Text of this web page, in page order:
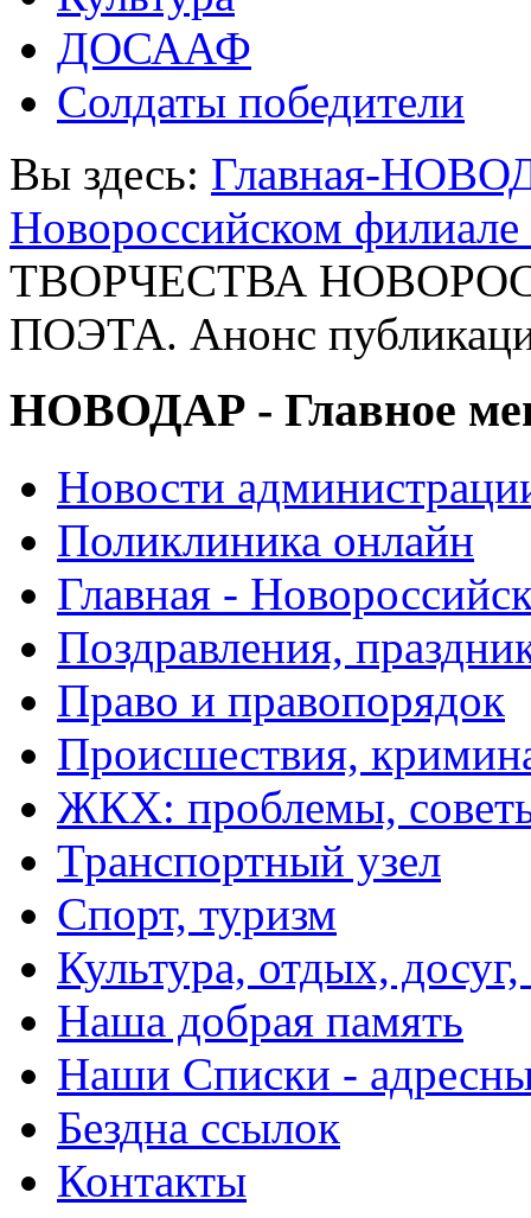
ДОСААФ
Солдаты победители
Вы здесь: Главная-
Новороссийском
ТВОРЧЕСТВА
ПОЭТА. Анонс
НОВОДАР - Главное
Новости
Поликлиника онлайн
Главная -
Поздравления,
Право и правопорядок
Происшествия,
ЖКХ: проблемы,
Транспортный узел
Спорт, туризм
Культура, отдых,
Наша добрая память
Наши Списки -
Бездна ссылок
Контакты